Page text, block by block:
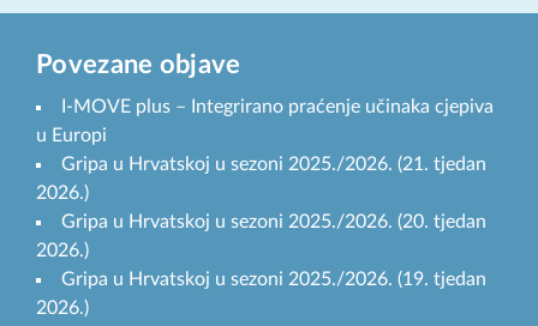
Povezane objave
I-MOVE plus – Integrirano praćenje učinaka cjepiva
u Europi
Gripa u Hrvatskoj u sezoni 2025./2026. (21. tjedan
2026.)
Gripa u Hrvatskoj u sezoni 2025./2026. (20. tjedan
2026.)
Gripa u Hrvatskoj u sezoni 2025./2026. (19. tjedan
2026.)